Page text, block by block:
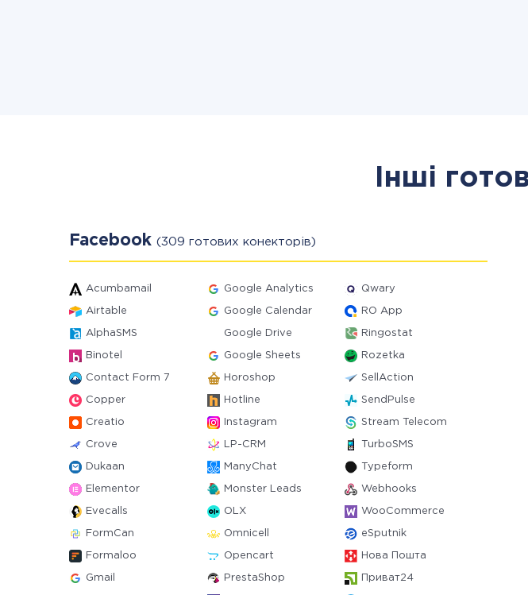
Інші
Facebook (309 готових конекторів)
Acumbamail Google Analytics Qwary
Airtable Google Calendar RO App
AlphaSMS Google Drive Ringostat
Binotel Google Sheets Rozetka
Contact Form 7 Horoshop SellAction
Copper Hotline SendPulse
Creatio Instagram Stream Telecom
Crove LP-CRM TurboSMS
Dukaan ManyChat Typeform
Elementor Monster Leads Webhooks
Evecalls OLX WooCommerce
FormCan Omnicell eSputnik
Formaloo Opencart Нова Пошта
Gmail PrestaShop Приват24